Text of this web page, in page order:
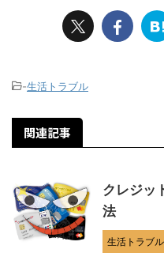
-生活トラブル
関連記事
クレジッ
法
生活トラブル